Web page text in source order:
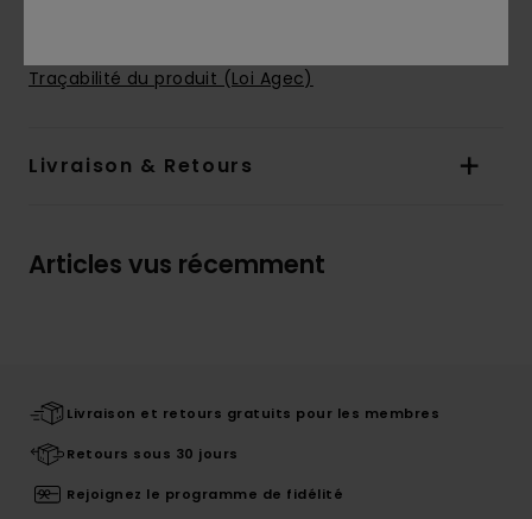
Traçabilité du produit (Loi Agec)
Livraison & Retours
Articles vus récemment
Livraison et retours gratuits pour les membres
Retours sous 30 jours
Rejoignez le programme de fidélité